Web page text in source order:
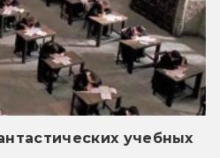
учебных